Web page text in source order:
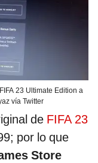
23 Ultimate Edition a
vía Twitter
de FIFA 23
por lo que
Store